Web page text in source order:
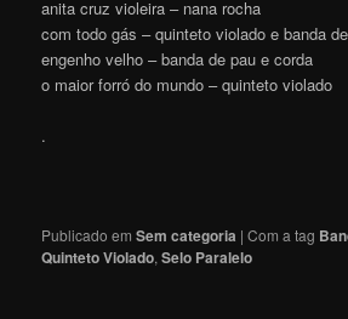
anita cruz violeira – nana rocha
com todo gás – quinteto violado e banda
engenho velho – banda de pau e corda
o maior forró do mundo – quinteto violado
.
Publicado em Sem categoria |Com a tag
Quinteto Violado,Selo Paralelo